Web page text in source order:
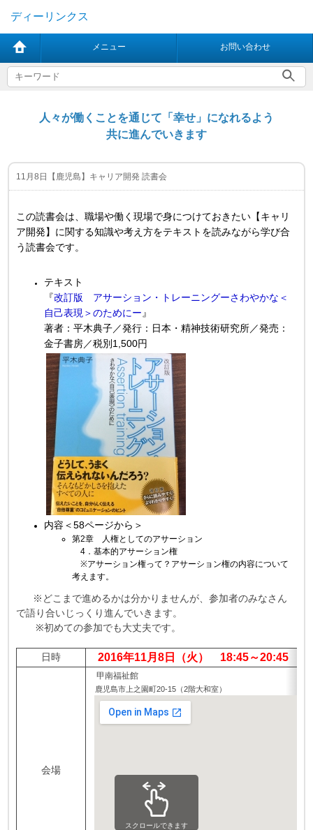
ディーリンクス
メニュー お問い合わせ
人々が働くことを通じて「幸せ」になれるよう
共に進んでいきます
11月8日【鹿児島】キャリア開発 読書会
この読書会は、職場や働く現場で身につけておきたい【キャリ
ア開発】に関する知識や考え方をテキストを読みながら学び合
う読書会です。
テキスト
『改訂版 アサーション・トレーニングーさわやかな＜
自己表現＞のためにー 』
著者：平木典子／発行：日本・精神技術研究所／発売：
金子書房／税別1,500円
内容＜58ページから＞
第2章 人権としてのアサーション
4．基本的アサーション権
※アサーション権って？アサーション権の内容について
考えます。
※どこまで進めるかは分かりませんが、参加者のみなさん
で語り合いじっくり進んでいきます。
※初めての参加でも大丈夫です。
日時 2016年11月8日（火） 18:45～20:45
会場
甲南福祉館
鹿児島市上之園町20-15（2階大和室）
スクロールできます